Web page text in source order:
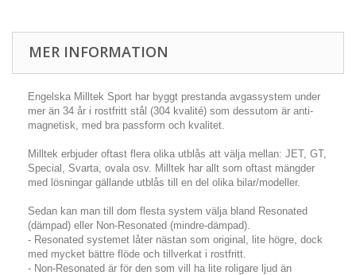
MER INFORMATION
Engelska Milltek Sport har byggt prestanda avgassystem under
mer än 34 år i rostfritt stål (304 kvalité) som dessutom är anti-
magnetisk, med bra passform och kvalitet.
Milltek erbjuder oftast flera olika utblås att välja mellan: JET, GT,
Special, Svarta, ovala osv. Milltek har allt som oftast mängder
med lösningar gällande utblås till en del olika bilar/modeller.
Sedan kan man till dom flesta system välja bland Resonated
(dämpad) eller Non-Resonated (mindre-dämpad).
- Resonated systemet låter nästan som original, lite högre, dock
med mycket bättre flöde och tillverkat i rostfritt.
- Non-Resonated är för den som vill ha lite roligare ljud än